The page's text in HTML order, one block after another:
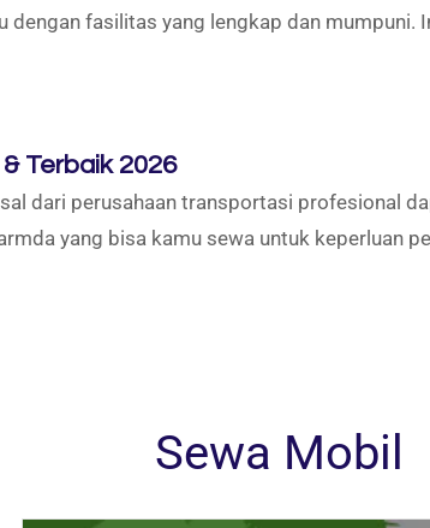
dengan fasilitas yang lengkap dan mumpuni.
Terbaik 2026
dari perusahaan transportasi profesional
yang bisa kamu sewa untuk keperluan
Sewa Mobil